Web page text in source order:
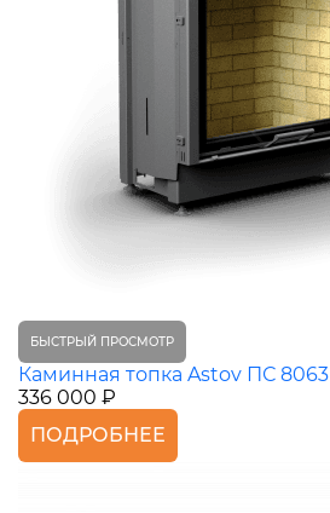
БЫСТРЫЙ ПРОСМОТР
Каминная топка Astov ПС 8063
336 000 ₽
ПОДРОБНЕЕ